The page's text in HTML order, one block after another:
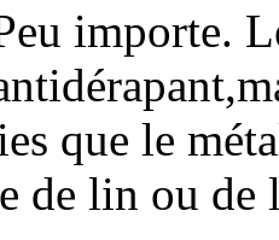
importe.
que le
de lin ou de